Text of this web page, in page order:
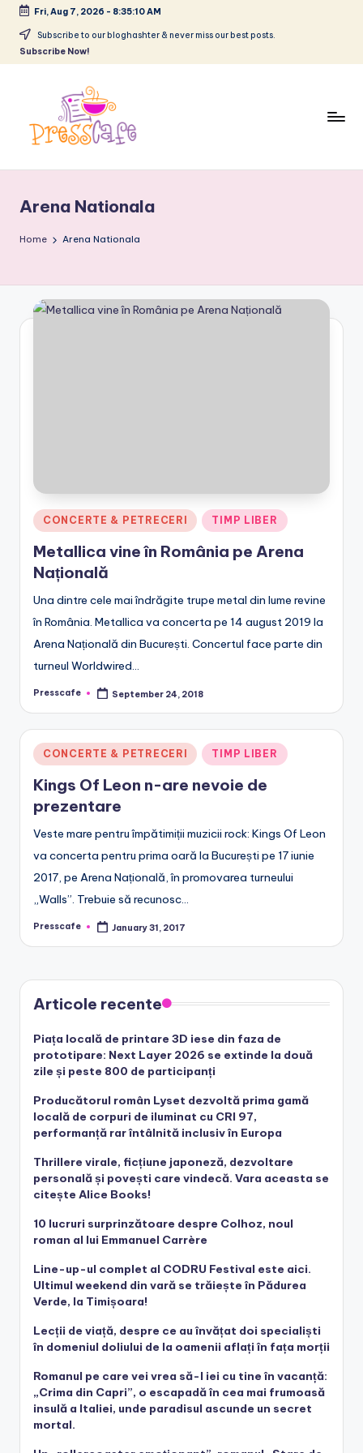
Skip
Fri, Aug 7, 2026 - 8:35:11 AM
Subscribe to our bloghashter & never miss our best posts.
Subscribe Now!
e
s
c
a
urbane
Arena Nationala
Home Arena Nationala
Posted
CONCERTE & PETRECERI TIMP LIBER
Metallica vine în România pe Arena
Națională
Una dintre cele mai îndrăgite trupe metal din lume revine
în România. Metallica va concerta pe 14 august 2019 la
Arena Națională din București. Concertul face parte din
turneul Worldwired…
Posted
Presscafe September 24, 2018
Posted
CONCERTE & PETRECERI TIMP LIBER
Kings Of Leon n-are nevoie de
prezentare
Veste mare pentru împătimiții muzicii rock: Kings Of Leon
va concerta pentru prima oară la București pe 17 iunie
2017, pe Arena Națională, în promovarea turneului
„Walls”. Trebuie să recunosc…
Posted
Presscafe January 31, 2017
Articole recente
Piața locală de printare 3D iese din faza de
prototipare: Next Layer 2026 se extinde la două
zile și peste 800 de participanți
Producătorul român Lyset dezvoltă prima gamă
locală de corpuri de iluminat cu CRI 97,
performanță rar întâlnită inclusiv în Europa
Thrillere virale, ficțiune japoneză, dezvoltare
personală și povești care vindecă. Vara aceasta se
citește Alice Books!
10 lucruri surprinzătoare despre Colhoz, noul
roman al lui Emmanuel Carrère
Line-up-ul complet al CODRU Festival este aici.
Ultimul weekend din vară se trăiește în Pădurea
Verde, la Timișoara!
Lecții de viață, despre ce au învățat doi specialiști
în domeniul doliului de la oamenii aflați în fața morții
Romanul pe care vei vrea să-l iei cu tine în vacanță:
„Crima din Capri”, o escapadă în cea mai frumoasă
insulă a Italiei, unde paradisul ascunde un secret
mortal.